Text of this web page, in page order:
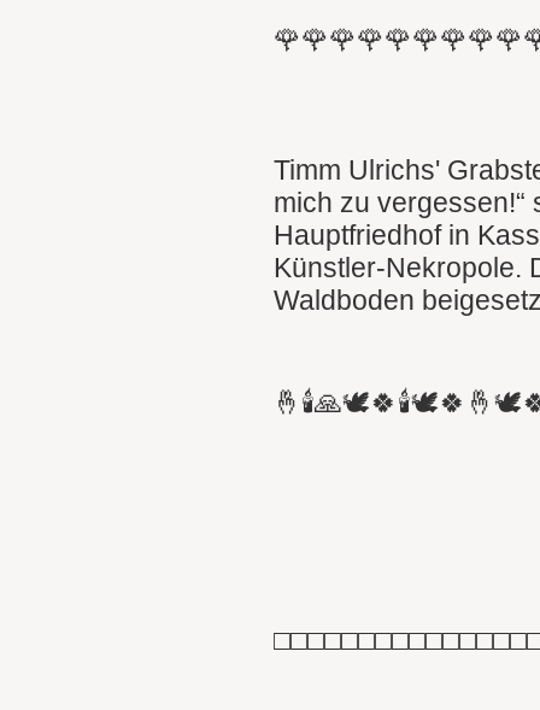
Timm Ulrichs'
mich zu vergessen!“
Hauptfriedhof in
Künstler-Nekropole.
Waldboden